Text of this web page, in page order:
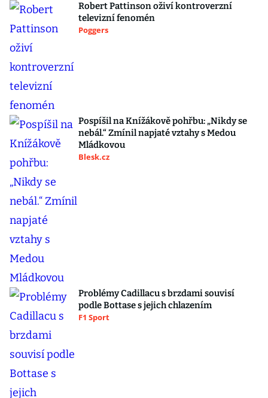
Robert Pattinson oživí kontroverzní
televizní fenomén
Poggers
Pospíšil na Knížákově pohřbu: „Nikdy se
nebál.“ Zmínil napjaté vztahy s Medou
Mládkovou
Blesk.cz
Problémy Cadillacu s brzdami souvisí
podle Bottase s jejich chlazením
F1 Sport